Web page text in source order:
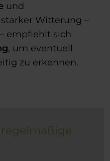
und
Witterung –
empfiehlt sich
, um eventuell
zu erkennen.